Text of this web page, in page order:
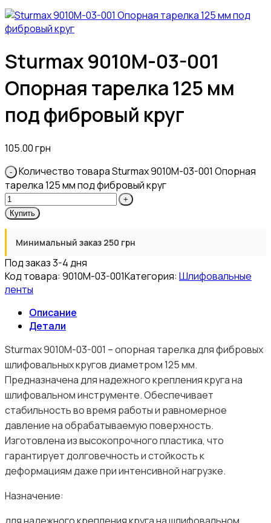
Sturmax 9010M-03-001
Опорная тарелка 125 мм
под фибровый круг
105.00грн
Количество товара Sturmax 9010M-03-001 Опорная
тарелка 125 мм под фибровый круг
Купить
Минимальный заказ 250 грн
Под заказ 3-4 дня
Код товара: 9010M-03-001Категория: Шлифовальные
ленты
Описание
Детали
Sturmax 9010M-03-001 – опорная тарелка для фибровых
шлифовальных кругов диаметром 125 мм.
Предназначена для надежного крепления круга на
шлифовальном инструменте. Обеспечивает
стабильность во время работы и равномерное
давление на обрабатываемую поверхность.
Изготовлена из высокопрочного пластика, что
гарантирует долговечность и стойкость к
деформациям даже при интенсивной нагрузке.
Назначение: